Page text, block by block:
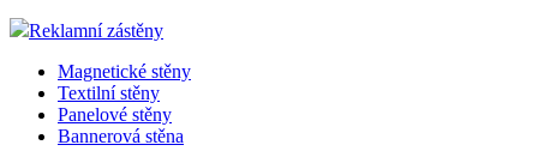
Reklamní zástěny
Magnetické stěny
Textilní stěny
Panelové stěny
Bannerová stěna